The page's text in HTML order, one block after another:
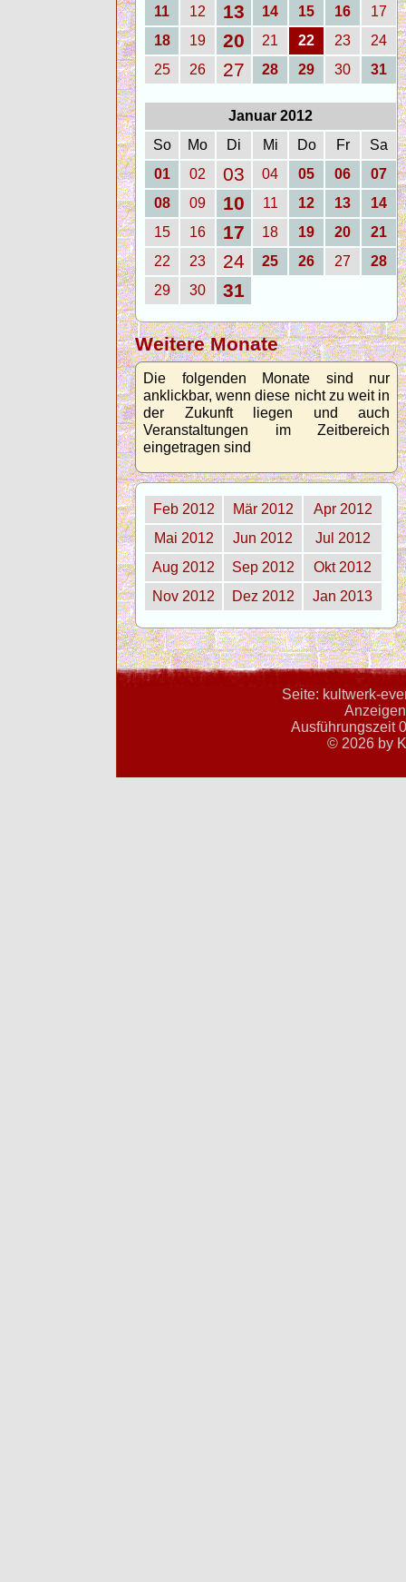
11
12 13 14 15 16
17
18
19 20 21 22 23
24
25
26 27 28 29 30 31
Januar 2012
So
Mo Di Mi Do Fr
Sa
01
02 03 04 05 06
07
08
09 10 11 12 13
14
15
16 17 18 19 20
21
22
23 24 25 26 27
28
29
30 31
Weitere Monate
Die folgenden Monate sind nur
anklickbar, wenn diese nicht zu weit in
der Zukunft liegen und auch
Veranstaltungen im Zeitbereich
eingetragen sind
Feb 2012 Mär 2012
Apr 2012
Mai 2012
Jun 2012
Jul 2012
Aug 2012
Sep 2012
Okt 2012
Nov 2012
Dez 2012 Jan 2013
Seite: kultwerk-
Ausführungszeit
© 2026 by